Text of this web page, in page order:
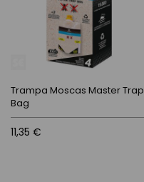
Trampa Moscas Master Trap
Bag
11,35 €